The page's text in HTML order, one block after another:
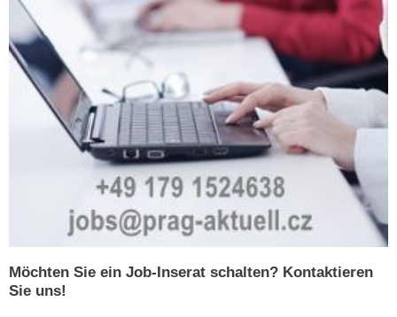
Möchten Sie ein Job-Inserat schalten? Kontaktieren
Sie uns!